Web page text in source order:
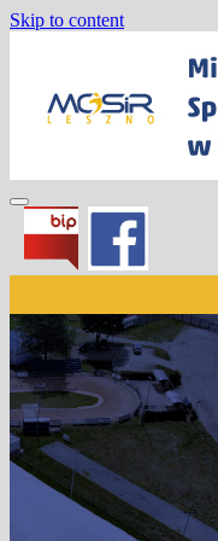
Skip to content
Miejski